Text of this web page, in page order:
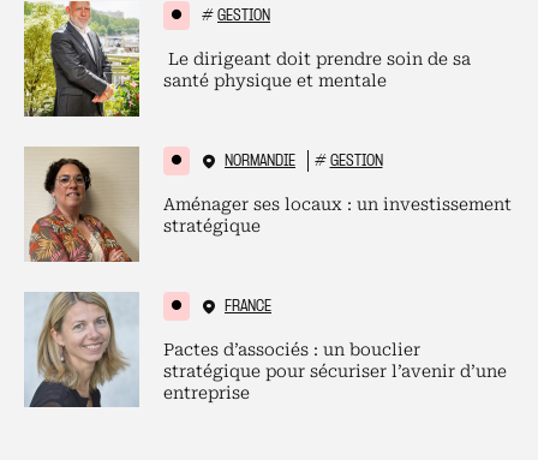
# GESTION
Le dirigeant doit prendre soin de sa
santé physique et mentale
NORMANDIE # GESTION
Aménager ses locaux : un investissement
stratégique
FRANCE
Pactes d’associés : un bouclier
stratégique pour sécuriser l’avenir d’une
entreprise